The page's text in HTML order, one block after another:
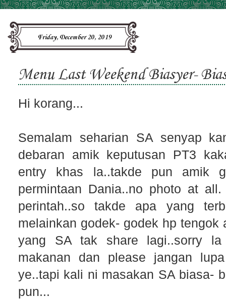
Friday, December 20, 2019
Menu Last Weekend Biasyer-
Hi korang...
Semalam seharian SA senyap
debaran amik keputusan PT3
entry khas la..takde pun amik
permintaan Dania..no photo at
perintah..so takde apa yang
melainkan godek- godek hp tengok
yang SA tak share lagi..sorry la
makanan dan please jangan
ye..tapi kali ni masakan SA biasa-
pun...